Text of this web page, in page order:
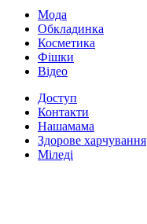
Мода
Обкладинка
Косметика
Фішки
Відео
Доступ
Контакти
Нашамама
Здорове харчування
Міледі